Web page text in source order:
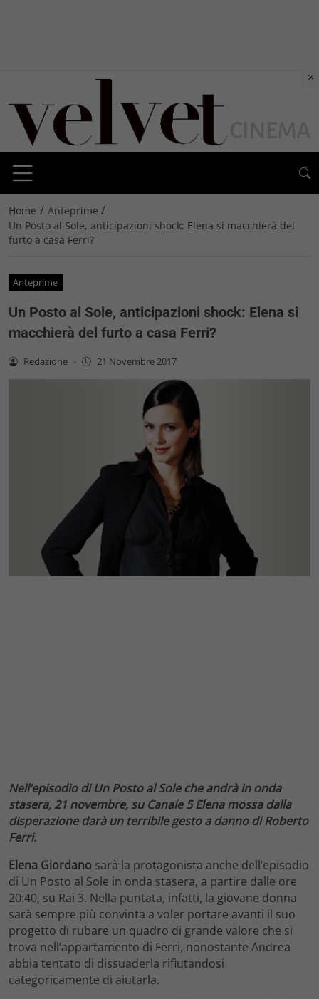
Home / Anteprime /
Un Posto al Sole, anticipazioni shock: Elena si macchierà del
furto a casa Ferri?
Anteprime
Un Posto al Sole, anticipazioni shock: Elena si
macchierà del furto a casa Ferri?
Redazione - 21 Novembre 2017
Nell’episodio di Un Posto al Sole che andrà in onda
stasera, 21 novembre, su Canale 5 Elena mossa dalla
disperazione darà un terribile gesto a danno di Roberto
Ferri.
Elena Giordano sarà la protagonista anche dell’episodio
di Un Posto al Sole in onda stasera, a partire dalle ore
20:40, su Rai 3. Nella puntata, infatti, la giovane donna
sarà sempre più convinta a voler portare avanti il suo
progetto di rubare un quadro di grande valore che si
trova nell’appartamento di Ferri, nonostante Andrea
abbia tentato di dissuaderla rifiutandosi
categoricamente di aiutarla.
×